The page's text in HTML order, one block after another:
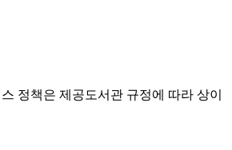
정책은 제공도서관 규정에 따라 상이